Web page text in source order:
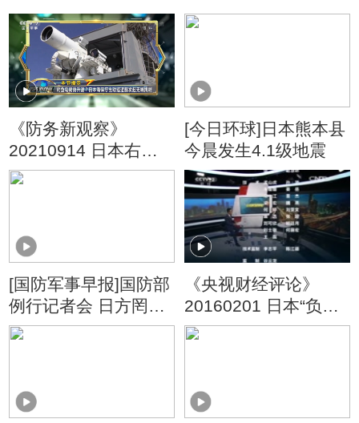
《防务新观察》
20210914 日本右翼
演出钓鱼岛挑衅新剧
[今日环球]日本熊本县
今晨发生4.1级地震
[国防军事早报]国防部
例行记者会 日方罔顾
事实“指礁为岛”根本站
《央视财经评论》
20160201 日本“负利
率”：新一轮“货币